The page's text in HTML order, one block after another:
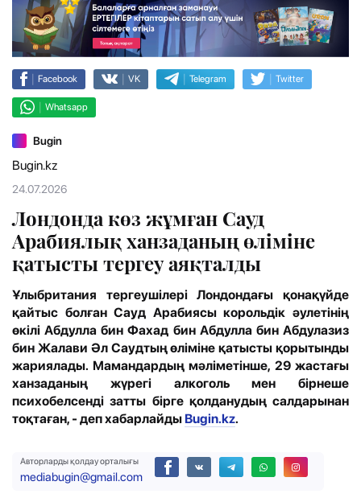
| Facebook | VK | Telegram | Twitter
| Whatsapp
Bugin
Bugin.kz
24.07.2026
Лондонда көз жұмған Сауд
Арабиялық ханзаданың өліміне
қатысты тергеу аяқталды
Ұлыбритания тергеушілері Лондондағы қонақүйде
қайтыс болған Сауд Арабиясы корольдік әулетінің
өкілі Абдулла бин Фахад бин Абдулла бин Абдулазиз
бин Жалави Әл Саудтың өліміне қатысты қорытынды
жариялады. Мамандардың мәліметінше, 29 жастағы
ханзаданың жүрегі алкоголь мен бірнеше
психобелсенді затты бірге қолданудың салдарынан
тоқтаған, - деп хабарлайды Bugin.kz.
Авторларды қолдау орталығы
mediabugin@gmail.com